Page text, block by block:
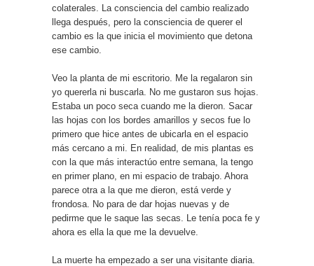
colaterales. La consciencia del cambio realizado
llega después, pero la consciencia de querer el
cambio es la que inicia el movimiento que detona
ese cambio.
Veo la planta de mi escritorio. Me la regalaron sin
yo quererla ni buscarla. No me gustaron sus hojas.
Estaba un poco seca cuando me la dieron. Sacar
las hojas con los bordes amarillos y secos fue lo
primero que hice antes de ubicarla en el espacio
más cercano a mi. En realidad, de mis plantas es
con la que más interactúo entre semana, la tengo
en primer plano, en mi espacio de trabajo. Ahora
parece otra a la que me dieron, está verde y
frondosa. No para de dar hojas nuevas y de
pedirme que le saque las secas. Le tenía poca fe y
ahora es ella la que me la devuelve.
La muerte ha empezado a ser una visitante diaria.